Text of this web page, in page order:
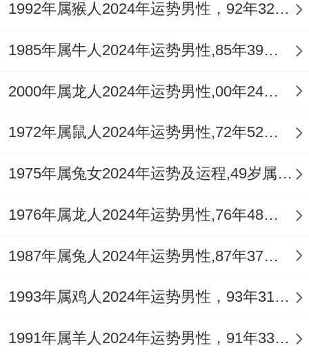
时吃！中午的外卖尽量选择少油少盐的商务
套餐;倘若实在推不掉应酬 喝酒前先喝杯酸
午三点定时启动的十五分钟按摩~能效果好
高强度运动说不定让...发生肌肉拉伤！
建议把夜跑改位晨练,五点半的公园空气里漂
放松身心。若是出现继续下去失眠！试试把
薰衣草精油滴在枕巾上睡前半小时远离电子
1992年属猴人2024年运势男性，92年32岁属猴男2024年每月运程怎么样
1985年属牛人2024年运势男性,85年39岁属牛男2024年每月运程怎么样
2000年属龙人2024年运势男性,00年24岁属龙男2024年每月运程怎么样
1972年属鼠人2024年运势男性,72年52岁属鼠男2024年每月运程怎么样
1975年属兔女2024年运势及运程,49岁属兔人2024全年每月运势女性如何
1976年属龙人2024年运势男性,76年48岁属龙男2024年每月运程怎么样
1987年属兔人2024年运势男性,87年37岁属兔男2024年每月运程怎么样
1993年属鸡人2024年运势男性，93年31岁属鸡男2024年每月运程怎么样
1991年属羊人2024年运势男性，91年33岁属羊男2024年每月运程怎么样